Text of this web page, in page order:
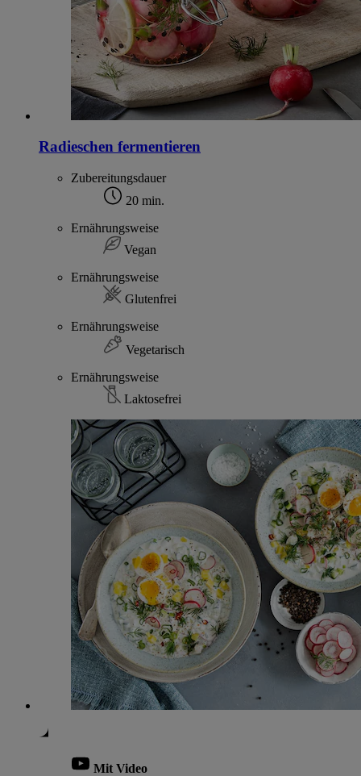
Radieschen fermentieren
Zubereitungsdauer
20 min.
Ernährungsweise
Vegan
Ernährungsweise
Glutenfrei
Ernährungsweise
Vegetarisch
Ernährungsweise
Laktosefrei
Mit Video